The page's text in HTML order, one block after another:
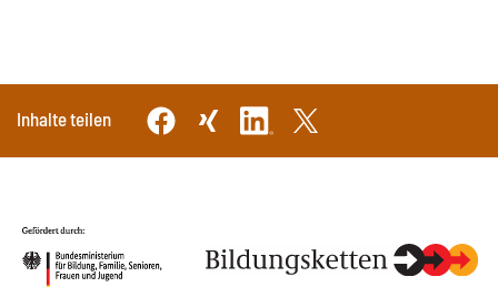
Inhalte teilen